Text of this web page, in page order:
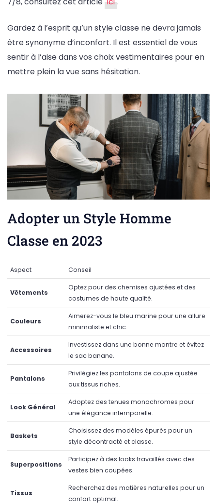
Gardez à l’esprit qu’un style classe ne devra jamais
être synonyme d’inconfort. Il est essentiel de vous
sentir à l’aise dans vos choix vestimentaires pour en
mettre plein la vue sans hésitation.
Adopter un Style Homme
Classe en 2023
Aspect Conseil
Vêtements
Optez pour des chemises ajustées et des
costumes de haute qualité.
Couleurs
Aimerez-vous le bleu marine pour une allure
minimaliste et chic.
Accessoires
Investissez dans une bonne montre et évitez
le sac banane.
Pantalons
Privilégiez les pantalons de coupe ajustée
aux tissus riches.
Look Général
Adoptez des tenues monochromes pour
une élégance intemporelle.
Baskets
Choisissez des modèles épurés pour un
style décontracté et classe.
Superpositions
Participez à des looks travaillés avec des
vestes bien coupées.
Tissus
Recherchez des matières naturelles pour un
confort optimal.